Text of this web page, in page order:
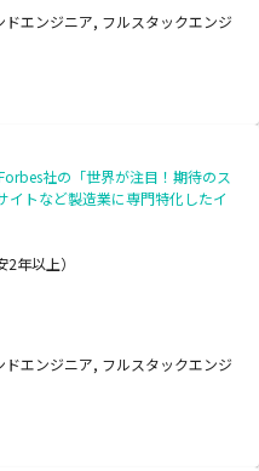
エンジニア, フルスタックエンジ
社の「世界が注目！期待のス
イトなど製造業に専門特化したイ
年以上）
エンジニア, フルスタックエンジ